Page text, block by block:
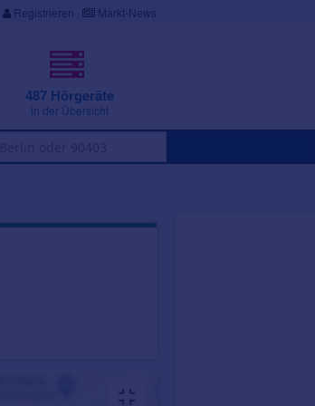
Registrieren Markt-News
487 Hörgeräte
in der Übersicht